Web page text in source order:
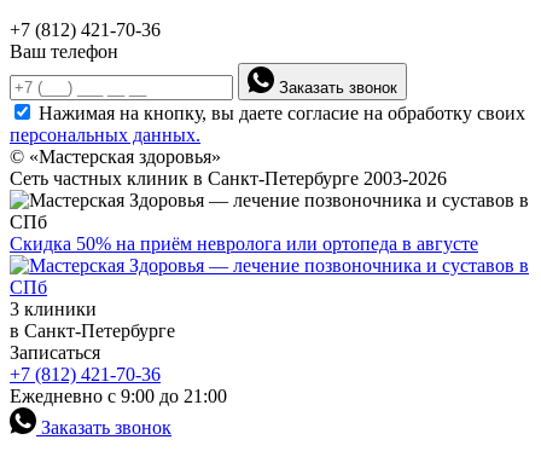
+7 (812) 421-70-36
Ваш телефон
Заказать звонок
Нажимая на кнопку, вы даете согласие на обработку своих
персональных данных.
© «Мастерская здоровья»
Сеть частных клиник в Санкт-Петербурге 2003-2026
Скидка 50% на приём невролога или ортопеда в августе
3 клиники
в Санкт-Петербурге
Записаться
+7 (812) 421-70-36
Ежедневно с 9:00 до 21:00
Заказать звонок